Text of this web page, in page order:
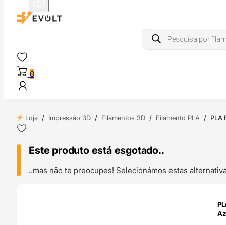
Products
search
0
Loja / Impressão 3D / Filamentos 3D / Filamento PLA / PLA
Este produto está esgotado..
..mas não te preocupes! Selecionámos estas